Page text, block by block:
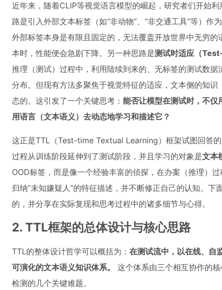
近年来，随着CLIP等视觉语言模型的崛起，研究者们开始
路是引入外部文本标签（如“非动物”、“非交通工具”等）作
外部标签本身是有限且固定的，无法覆盖开放世界中无穷
本时，性能便会急剧下降。另一种思路是测试时适应（
推理（测试）过程中，利用陆续到来的、无标签的测试数
分布。但现有方法多聚焦于视觉特征的适应，文本侧的知识
态的。这引发了一个关键思考： 能否让模型在测试时，不仅
用语言（文本语义）去动态地学习和描述它？
这正是TTL（Test-time Textual Learning）框架试图回答
过程从训练阶段延伸到了测试阶段，并且学习的对象是文本
OOD标签，而是像一个经验丰富的侦探，在办案（推理）
归纳“未知嫌疑人”的特征描述，并不断修正自己的认知。
的，并分享在实际复现和思考过程中的诸多细节与心得。
2. TTL框架的总体设计与核心思路
TTL的整体设计哲学可以概括为： 在测试流中，以在线、自
可演化的文本语义知识体系。
这个体系由三个相互协作的
检测的几个关键难题。